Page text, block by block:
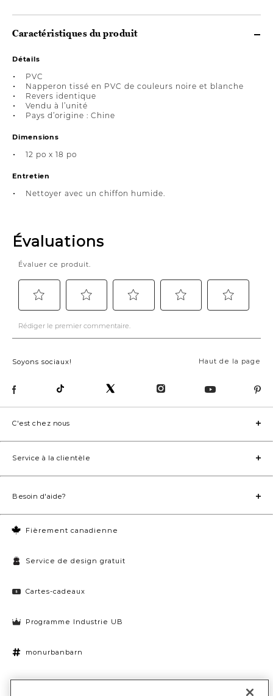
Caractéristiques du produit
Détails
PVC
Napperon tissé en PVC de couleurs noire et blanche
Revers identique
Vendu à l’unité
Pays d’origine : Chine
Dimensions
12 po x 18 po
Entretien
Nettoyer avec un chiffon humide.
Haut de la page
Soyons sociaux!
Fièrement canadienne
Service de design gratuit
Cartes-cadeaux
Programme Industrie UB
monurbanbarn
Paramètres des témoins
C'est chez nous
Service à la clientèle
Besoin d'aide?